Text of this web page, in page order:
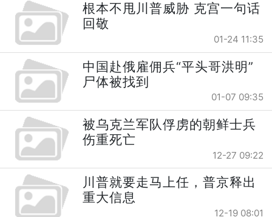
根本不甩川普威胁 克宫一句话
回敬
01-24 11:35
中国赴俄雇佣兵“平头哥洪明”
尸体被找到
01-07 09:35
被乌克兰军队俘虏的朝鲜士兵
伤重死亡
12-27 09:22
川普就要走马上任，普京释出
重大信息
12-19 08:01